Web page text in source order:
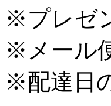
※プレゼ
※メール
※配達日